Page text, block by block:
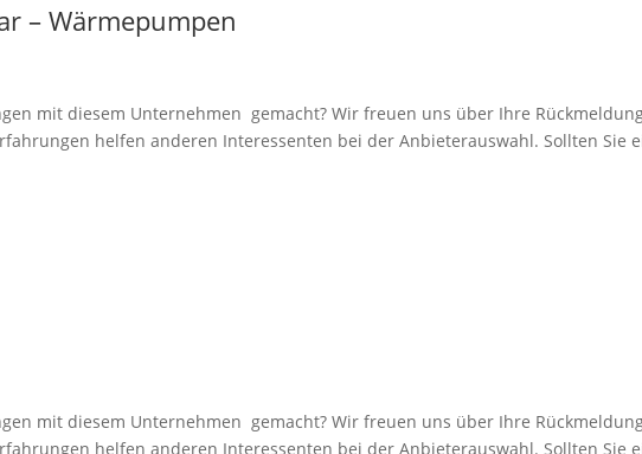
– Wärmepumpen
mit diesem Unternehmen gemacht? Wir freuen uns über Ihre
helfen anderen Interessenten bei der Anbieterauswahl. Sollten Sie
mit diesem Unternehmen gemacht? Wir freuen uns über Ihre
helfen anderen Interessenten bei der Anbieterauswahl. Sollten Sie